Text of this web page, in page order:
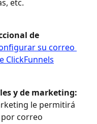
etc.
de
su correo
ClickFunnels
y de marketing:
le permitirá
correo